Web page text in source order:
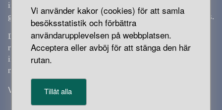
Vi använder kakor (cookies) för att samla
besöksstatistik och förbättra
användarupplevelsen på webbplatsen.
Acceptera eller avböj för att stänga den här
rutan.
Tillåt alla
inga speciella hus för den nya religionen. Troligen hölls
gudstjänster och mässor i vanliga byggnader och utomhus.
De första kyrkorna byggdes under 1000-talet. Troligen av
rika familjer på deras egen mark. Det dröjde många år
innan kyrkan som organisation fick grepp om
människorna och landskapet.
Visa mer